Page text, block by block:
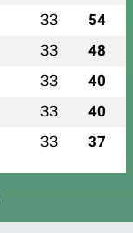
33 54
33 48
33 40
33 40
33 37